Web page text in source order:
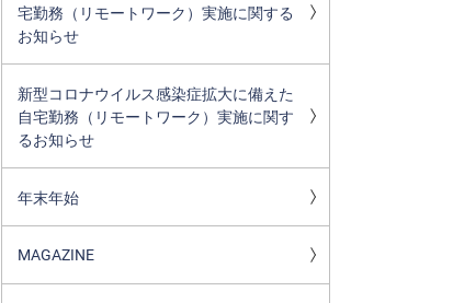
宅勤務（リモートワーク）実施に関する
お知らせ
新型コロナウイルス感染症拡大に備えた
自宅勤務（リモートワーク）実施に関す
るお知らせ
年末年始
MAGAZINE